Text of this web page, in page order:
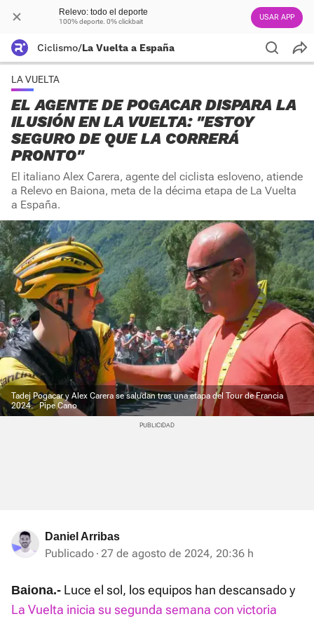
Relevo: todo el deporte
100% deporte. 0% clickbait USAR APP
Ciclismo/La Vuelta a España
LA VUELTA
EL AGENTE DE POGACAR DISPARA LA
ILUSIÓN EN LA VUELTA: "ESTOY
SEGURO DE QUE LA CORRERÁ
PRONTO"
El italiano Alex Carera, agente del ciclista esloveno, atiende
a Relevo en Baiona, meta de la décima etapa de La Vuelta
a España.
Tadej Pogacar y Alex Carera se saludan tras una etapa del Tour de Francia
2024. Pipe Cano
Daniel Arribas
Publicado 27 de agosto de 2024, 20:36 h
Baiona.- Luce el sol, los equipos han descansado y
La Vuelta inicia su segunda semana con victoria